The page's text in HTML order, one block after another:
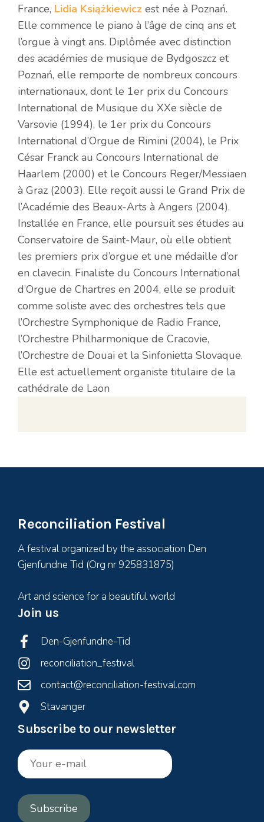
France, Lidia Książkiewicz est née à Poznań.
Elle commence le piano à l’âge de cinq ans et
l’orgue à vingt ans. Diplômée avec distinction
des académies de musique de Bydgoszcz et
Poznań, elle remporte de nombreux concours
internationaux, dont le 1er prix du Concours
International de Musique du XXe siècle de
Varsovie (1994), le 1er prix du Concours
International d’Orgue de Rimini (2004), le Prix
César Franck au Concours International de
Haarlem (2000) et le Concours Reger/Messiaen
à Graz (2003). Elle reçoit aussi le Grand Prix de
l’Académie des Beaux-Arts à Angers (2004).
Installée en France, elle poursuit ses études au
Conservatoire de Saint-Maur, où elle obtient
les premiers prix d’orgue et une médaille d’or
en clavecin. Finaliste du Concours International
d’Orgue de Chartres en 2004, elle se produit
comme soliste avec des orchestres tels que
l’Orchestre Symphonique de Radio France,
l’Orchestre Philharmonique de Cracovie,
l’Orchestre de Douai et la Sinfonietta Slovaque.
Elle est actuellement organiste titulaire de la
cathédrale de Laon
Reconciliation Festival
A festival organized by the association Den
Gjenfundne Tid (Org nr 925831875)
Art and science for a beautiful world
Join us
Den-Gjenfundne-Tid
reconciliation_festival
contact@reconciliation-festival.com
Stavanger
Subscribe to our newsletter